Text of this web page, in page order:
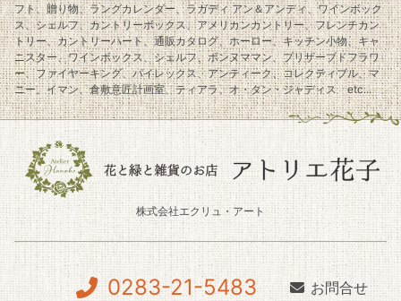
フト、贈り物、ラングカレンダー、ラガディ アン＆アンディ、ワインボック
ス、シェルフ、カントリーボックス、アメリカンカントリー、フレンチカン
トリー、カントリーハート、通販カタログ、ホーロー、キッチン小物、キャ
ニスター、ワインボックス、シェルフ、ボンヌママン、プリザーブドフラワ
ー、ファイヤーキング、パイレックス、アンティーク、コレクティブル、マ
ニー、イマン、倉敷意匠計画室、ティアラ、オ・タン・ジャディス etc...
株式会社エクリュ・アート
0283-21-5483 お問合せ